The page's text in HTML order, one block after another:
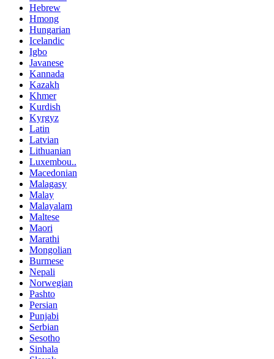
Hebrew
Hmong
Hungarian
Icelandic
Igbo
Javanese
Kannada
Kazakh
Khmer
Kurdish
Kyrgyz
Latin
Latvian
Lithuanian
Luxembou..
Macedonian
Malagasy
Malay
Malayalam
Maltese
Maori
Marathi
Mongolian
Burmese
Nepali
Norwegian
Pashto
Persian
Punjabi
Serbian
Sesotho
Sinhala